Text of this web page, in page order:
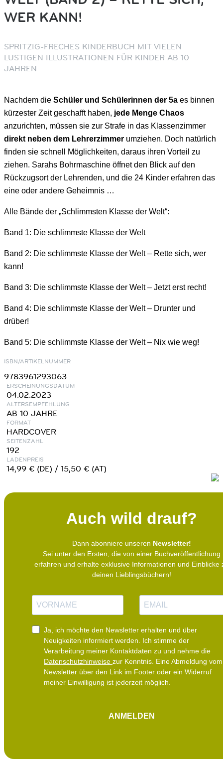
WER KANN!
SPRITZIG-FRECHES KINDERBUCH MIT VIELEN
LUSTIGEN ILLUSTRATIONEN FÜR KINDER AB 10
JAHREN
Nachdem die Schüler und Schülerinnen der 5a es binnen
kürzester Zeit geschafft haben, jede Menge Chaos
anzurichten, müssen sie zur Strafe in das Klassenzimmer
direkt neben dem Lehrerzimmer umziehen. Doch natürlich
finden sie schnell Möglichkeiten, daraus ihren Vorteil zu
ziehen. Sarahs Bohrmaschine öffnet den Blick auf den
Rückzugsort der Lehrenden, und die 24 Kinder erfahren das
eine oder andere Geheimnis …
Alle Bände der „Schlimmsten Klasse der Welt“:
Band 1: Die schlimmste Klasse der Welt
Band 2: Die schlimmste Klasse der Welt – Rette sich, wer
kann!
Band 3: Die schlimmste Klasse der Welt – Jetzt erst recht!
Band 4: Die schlimmste Klasse der Welt – Drunter und
drüber!
Band 5: Die schlimmste Klasse der Welt – Nix wie weg!
ISBN/ARTIKELNUMMER
9783961293063
ERSCHEINUNGSDATUM
04.02.2023
ALTERSEMPFEHLUNG
AB 10 JAHRE
FORMAT
HARDCOVER
SEITENZAHL
192
LADENPREIS
14,99 € (DE) / 15,50 € (AT)
Auch wild drauf?
Dann abonniere unseren Newsletter!
Sei unter den Ersten, die von einer Buchveröffentlichung
erfahren und erhalte exklusive Informationen und Einblicke
deinen Lieblingsbüchern!
m
M
i
Ja, ich möchte den Newsletter erhalten und über
Neuigkeiten informiert werden.
Ich stimme der
Verarbeitung meiner Kontaktdaten zu und nehme die
Datenschutzhinweise zur Kenntnis. Eine Abmeldung vom
Newsletter über den Link im Footer oder ein Widerruf
meiner Einwilligung ist jederzeit möglich.
ANMELDEN